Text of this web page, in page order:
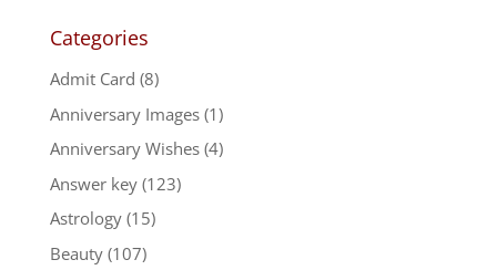
Categories
Admit Card (8)
Anniversary Images(1)
Anniversary Wishes(4)
Answer key(123)
Astrology(15)
Beauty(107)